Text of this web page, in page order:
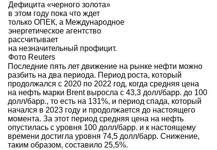
Дефицита «черного золота»
в этом году пока что ждет
только ОПЕК, а Международное
энергетическое агентство
рассчитывает
на незначительный профицит.
Фото Reuters
Последние пять лет движение на рынке нефти можно
разбить на два периода. Период роста, который
продолжался с 2020 по 2022 год, когда средняя цена
на нефть марки Brent выросла с 43,3 долл/барр. до 100
долл/барр., то есть на 131%, и период спада, который
начался в 2023 году и продолжается до настоящего
момента. За этот период средняя цена на нефть
опустилась с уровня 100 долл/барр. и к настоящему
времени достигла уровня 74,5 долл/барр. Снижение,
таким образом, составило 25,5%.